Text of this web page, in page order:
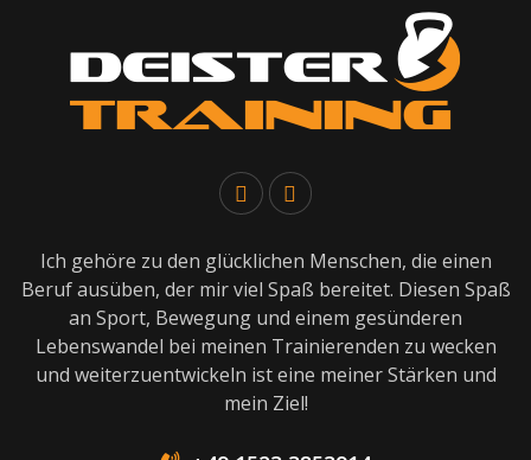
Ich gehöre zu den glücklichen Menschen, die einen
Beruf ausüben, der mir viel Spaß bereitet. Diesen Spaß
an Sport, Bewegung und einem gesünderen
Lebenswandel bei meinen Trainierenden zu wecken
und weiterzuentwickeln ist eine meiner Stärken und
mein Ziel!